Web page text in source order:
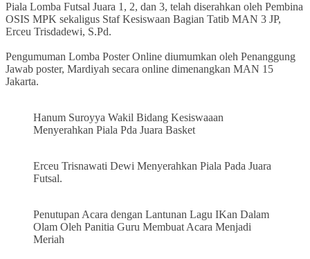
Piala Lomba Futsal Juara 1, 2, dan 3, telah diserahkan oleh Pembina
OSIS MPK sekaligus Staf Kesiswaan Bagian Tatib MAN 3 JP,
Erceu Trisdadewi, S.Pd.
Pengumuman Lomba Poster Online diumumkan oleh Penanggung
Jawab poster, Mardiyah secara online dimenangkan MAN 15
Jakarta.
Hanum Suroyya Wakil Bidang Kesiswaaan
Menyerahkan Piala Pda Juara Basket
Erceu Trisnawati Dewi Menyerahkan Piala Pada Juara
Futsal.
Penutupan Acara dengan Lantunan Lagu IKan Dalam
Olam Oleh Panitia Guru Membuat Acara Menjadi
Meriah